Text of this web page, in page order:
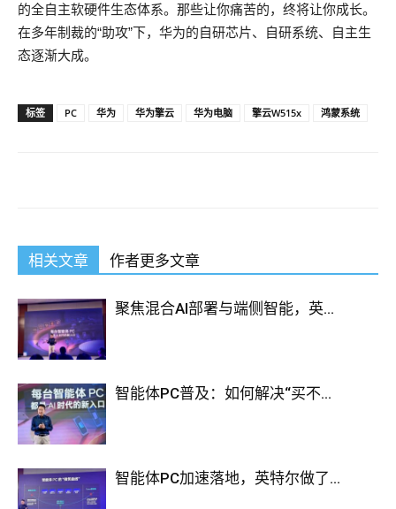
的全自主软硬件生态体系。那些让你痛苦的，终将让你成长。
在多年制裁的“助攻”下，华为的自研芯片、自研系统、自主生
态逐渐大成。
标签 PC 华为 华为擎云 华为电脑 擎云W515x 鸿蒙系统
相关文章 作者更多文章
聚焦混合AI部署与端侧智能，英...
智能体PC普及：如何解决“买不...
智能体PC加速落地，英特尔做了...